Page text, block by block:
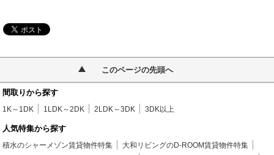
このページの先頭へ
間取りから探す
1K～1DK 1LDK～2DK 2LDK～3DK 3DK以上
人気特集から探す
積水のシャーメゾン賃貸物件特集
大和リビングのD-ROOM賃貸物件特集